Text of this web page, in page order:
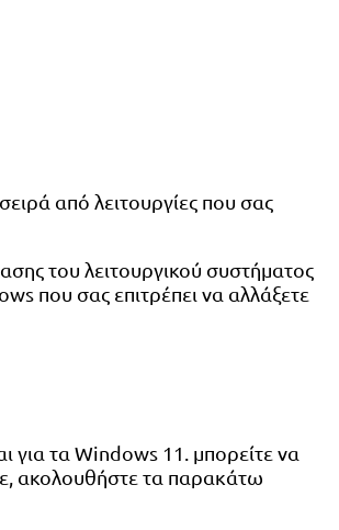
από λειτουργίες που σας
του λειτουργικού συστήματος
που σας επιτρέπει να αλλάξετε
τα Windows 11. μπορείτε να
ακολουθήστε τα παρακάτω